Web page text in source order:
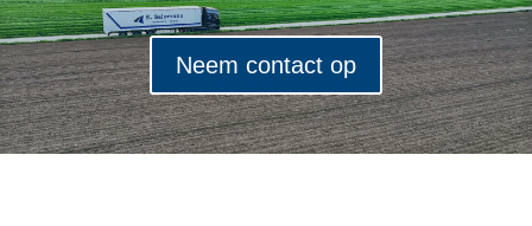
Neem contact op